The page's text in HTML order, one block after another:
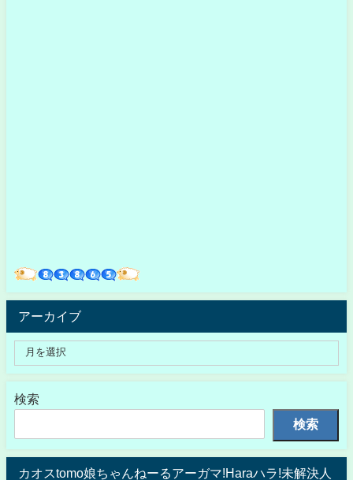
アーカイブ
検索
検索
カオスtomo娘ちゃんねーるアーガマ!Haraハラ!未解決人